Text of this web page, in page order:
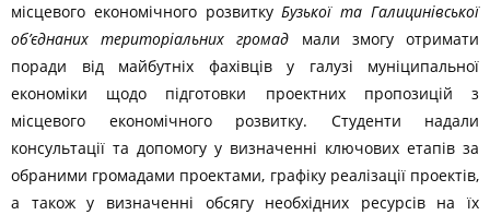
місцевого економічного розвиткуБузької та Галицинівської
об’єднаних територіальних громад мали змогу отримати
поради від майбутніх фахівців у галузі муніципальної
економіки щодо підготовки проектних пропозицій з
місцевого економічного розвитку. Студенти надали
консультації та допомогу у визначенні ключових етапів за
обраними громадами проектами, графіку реалізації проектів,
а також у визначенні обсягу необхідних ресурсів на їх